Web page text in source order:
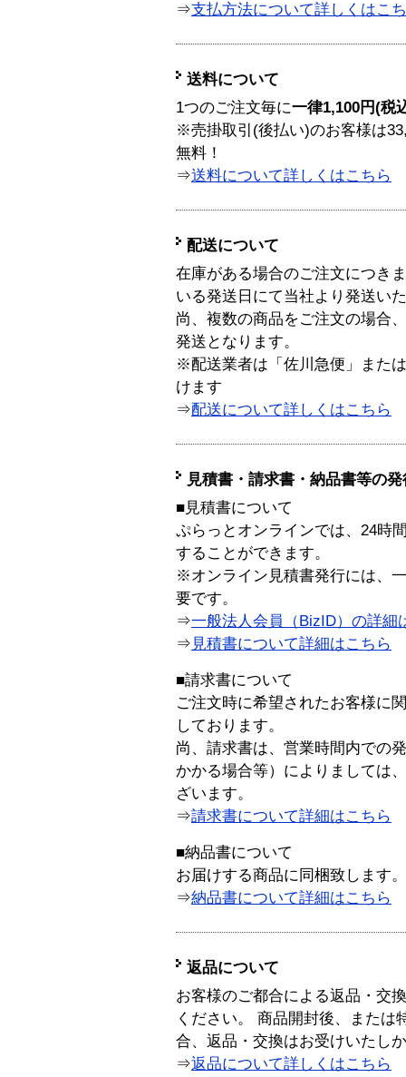
⇒支払方法について詳しくはこ
送料について
1つのご注文毎に一律1,100円(税
※売掛取引(後払い)のお客様は
無料！
⇒送料について詳しくはこちら
配送について
在庫がある場合のご注文につき
いる発送日にて当社より発送い
尚、複数の商品をご注文の場合
発送となります。
※配送業者は「佐川急便」また
けます
⇒配送について詳しくはこちら
見積書・請求書・納品書等の
■見積書について
ぷらっとオンラインでは、24時
することができます。
※オンライン見積書発行には、
要です。
⇒一般法人会員（BizID）の詳細
⇒ 見積書について詳細はこちら
■請求書について
ご注文時に希望されたお客様に
しております。
尚、請求書は、営業時間内での
かかる場合等）によりましては
ざいます。
⇒請求書について詳細はこちら
■納品書について
お届けする商品に同梱致します。
⇒納品書について詳細はこちら
返品について
お客様のご都合による返品・交
ください。 商品開封後、または
合、返品・交換はお受けいたし
⇒返品について詳しくはこちら